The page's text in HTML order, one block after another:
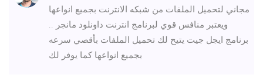
مجاني لتحميل الملفات من شبكه الانترنت بجميع انواعها
ويعتبر منافس قوي لبرنامج انترنت داونلود مانجر ..
برنامج ايجل جيت يتيح لك تحميل الملفات بأقصي سرعه
بجميع انواعها كما يوفر لك